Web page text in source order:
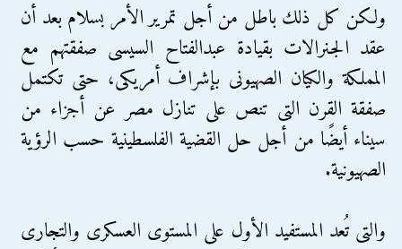
ولكن كل ذلك باطل من أجل تمرير الأمر بسلام بعد أن
عقد الجنرالات بقيادة عبدالفتاح السيسى صفقتهم مع
المملكة والكيان الصهيونى بإشراف أمريكى، حتى تكتمل
صفقة القرن التى تنص على تنازل مصر عن أجزاء من
سيناء أيضًا من أجل حل القضية الفلسطينية حسب الرؤية
الصهيونية.
والتى تُعد المستفيد الأول على المستوى العسكرى والتجارى